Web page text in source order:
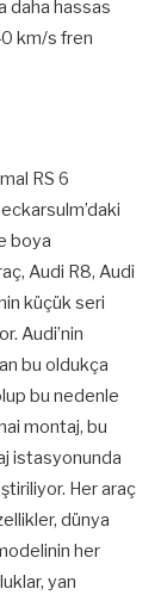
daha hassas
0 km/s fren
RS 6
boya
Audi R8, Audi
küçük seri
Audi’nin
bu oldukça
bu nedenle
montaj, bu
istasyonunda
Her araç
dünya
her
yan